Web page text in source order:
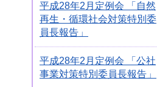
平成28年2月定例会 「自然
再生・循環社会対策特別委
員長報告」
平成28年2月定例会 「公社
事業対策特別委員長報告」